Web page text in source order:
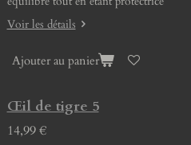
Voir les détails
Ajouter au panier
Œil de tigre 5
14,99 €